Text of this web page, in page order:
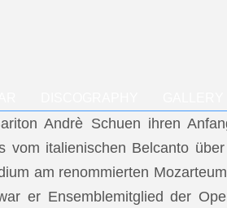
Andrè Schuen ihren
italienischen Belcanto
am renommierten
er Ensemblemitglied der